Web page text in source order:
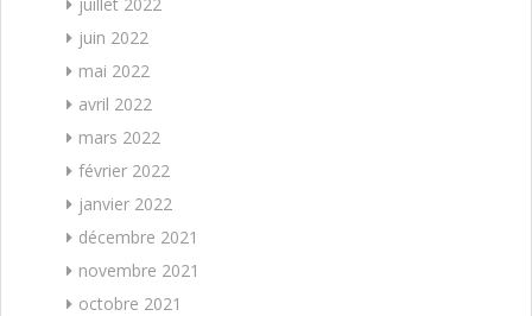
juin 2022
mai 2022
avril 2022
mars 2022
février 2022
janvier 2022
décembre 2021
novembre 2021
octobre 2021